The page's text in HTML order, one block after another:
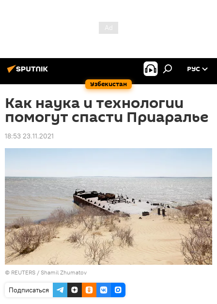
Узбекистан
РУС
Как наука и технологии
помогут спасти Приаралье
18:53 23.11.2021
© REUTERS / Shamil Zhumatov
Подписаться